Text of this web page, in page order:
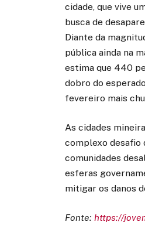
cidade, que vive
busca de
Diante da
pública ainda na
estima que 440
dobro do
fevereiro mais
As cidades
complexo desafio
comunidades
esferas
mitigar os danos
Fonte: https://